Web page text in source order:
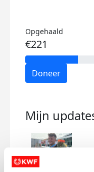
Opgehaald
€221
Doneer
Mijn